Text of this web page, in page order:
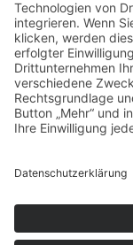
JETZT
ZUR
SOCIAL